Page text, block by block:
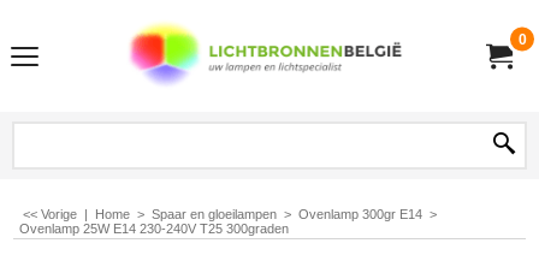
0
<< Vorige | Home > Spaar en gloeilampen > Ovenlamp 300gr E14 >
Ovenlamp 25W E14 230-240V T25 300graden